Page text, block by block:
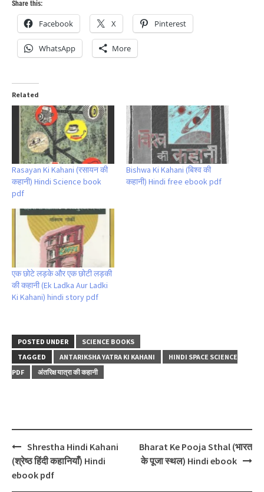
Share this:
Facebook X Pinterest
WhatsApp More
Related
Rasayan Ki Kahani (रसायन की
कहानी) Hindi Science book
pdf
Bishwa Ki Kahani (बिश्व की
कहानी) Hindi free ebook pdf
एक छोटे लड़के और एक छोटी लड़की
की कहानी (Ek Ladka Aur Ladki
Ki Kahani) hindi story pdf
POSTED UNDER
SCIENCE BOOKS
TAGGED
ANTARIKSHA YATRA KI KAHANI
HINDI SPACE SCIENCE
PDF
अंतरिक्ष यात्रा की कहानी
Post
navigation
Shrestha Hindi Kahani
(श्रेष्ठ हिंदी कहानियाँ) Hindi
ebook pdf
Bharat Ke Pooja Sthal (भारत
के पूजा स्थल) Hindi ebook